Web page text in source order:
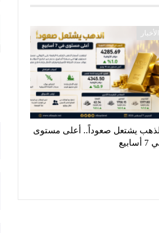
الأخبار
يشتعل صعوداً.. أعلى مستوى